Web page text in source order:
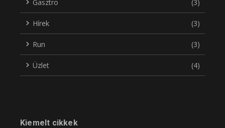
Gasztro (3)
Hírek (3)
Run (3)
Üzlet (4)
Kiemelt cikkek